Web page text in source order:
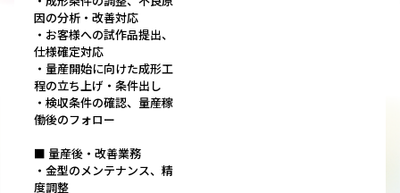
因の分析・改善対応
・お客様への試作品提出、
仕様確定対応
・量産開始に向けた成形工
程の立ち上げ・条件出し
・検収条件の確認、量産稼
働後のフォロー
■ 量産後・改善業務
・金型のメンテナンス、精
度調整